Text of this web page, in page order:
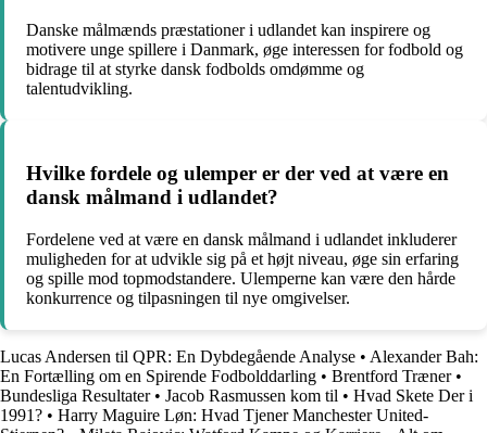
Danske målmænds præstationer i udlandet kan inspirere og
motivere unge spillere i Danmark, øge interessen for fodbold og
bidrage til at styrke dansk fodbolds omdømme og
talentudvikling.
Hvilke fordele og ulemper er der ved at være en
dansk målmand i udlandet?
Fordelene ved at være en dansk målmand i udlandet inkluderer
muligheden for at udvikle sig på et højt niveau, øge sin erfaring
og spille mod topmodstandere. Ulemperne kan være den hårde
konkurrence og tilpasningen til nye omgivelser.
Lucas Andersen til QPR: En Dybdegående Analyse • Alexander Bah:
En Fortælling om en Spirende Fodbolddarling • Brentford Træner•
Bundesliga Resultater• Jacob Rasmussen kom til • Hvad Skete Der i
1991? • Harry Maguire Løn: Hvad Tjener Manchester United-